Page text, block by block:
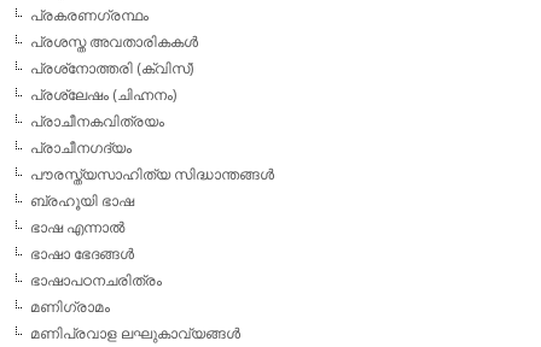
പ്രകരണഗ്രന്ഥം
പ്രശസ്ത അവതാരികകള്‍
പ്രശ്‌നോത്തരി (ക്വിസ്)
പ്രശ്ലേഷം (ചിഹ്നനം)
പ്രാചീനകവിത്രയം
പ്രാചീനഗദ്യം
പൗരസ്ത്യസാഹിത്യ സിദ്ധാന്തങ്ങള്‍
ബ്രഹൂയി ഭാഷ
ഭാഷ എന്നാല്‍
ഭാഷാ ഭേദങ്ങള്‍
ഭാഷാപഠനചരിത്രം
മണിഗ്രാമം
മണിപ്രവാള ലഘുകാവ്യങ്ങള്‍